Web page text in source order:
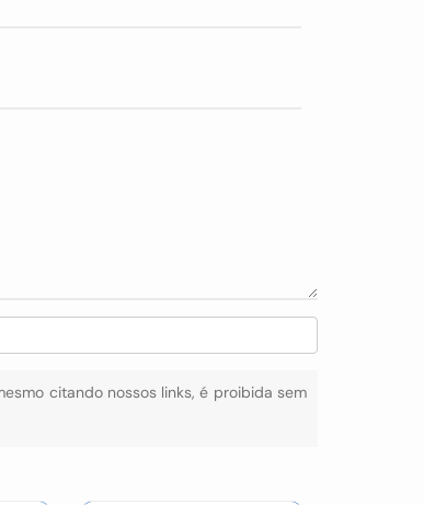
citando nossos links, é proibida sem